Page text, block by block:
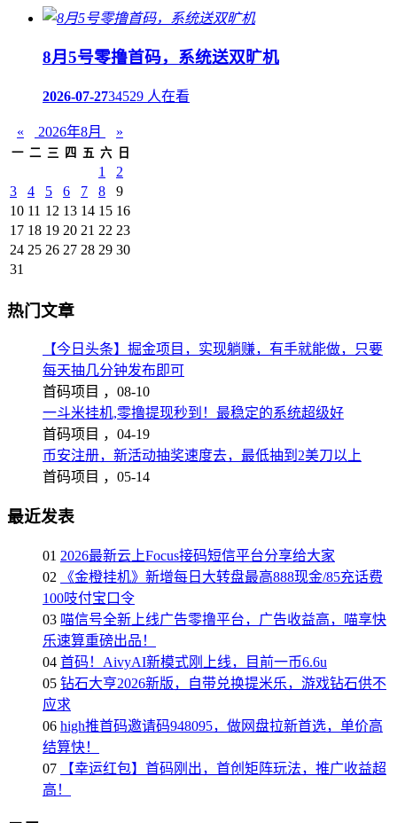
8月5号零撸首码，系统送双旷机
2026-07-2734529 人在看
« 2026年8月 »
一 二 三 四 五 六 日
1
2
3
4 5 6 7 8
9
10 11 12 13 14 15 16
17 18 19 20 21 22 23
24 25 26 27 28 29 30
31
热门文章
【今日头条】掘金项目，实现躺赚，有手就能做，只要
每天抽几分钟发布即可
首码项目 ， 08-10
一斗米挂机,零撸提现秒到！最稳定的系统超级好
首码项目 ， 04-19
币安注册，新活动抽奖速度去，最低抽到2美刀以上
首码项目 ， 05-14
最近发表
01 2026最新云上Focus接码短信平台分享给大家
02
《金橙挂机》新增每日大转盘最高888现金/85充话费
100吱付宝口令
03 喵信号全新上线广告零撸平台，广告收益高，喵享快
乐速算重磅出品！
04 首码！AivyAI新模式刚上线，目前一币6.6u
05 钻石大亨2026新版，自带兑换提米乐，游戏钻石供不
应求
06 high推首码邀请码948095，做网盘拉新首选，单价高
结算快！
07
【幸运红包】首码刚出，首创矩阵玩法，推广收益超
高！